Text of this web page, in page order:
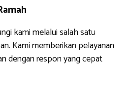
kami melalui salah satu
Kami memberikan pelayanan
dengan respon yang cepat